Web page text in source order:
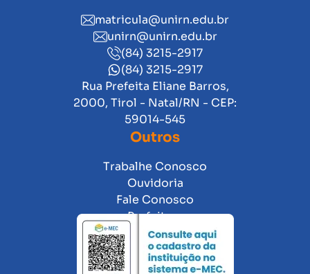
matricula@unirn.edu.br
unirn@unirn.edu.br
(84) 3215-2917
(84) 3215-2917
Rua Prefeita Eliane Barros,
2000, Tirol - Natal/RN - CEP:
59014-545
Outros
Trabalhe Conosco
Ouvidoria
Fale Conosco
Prefeitura